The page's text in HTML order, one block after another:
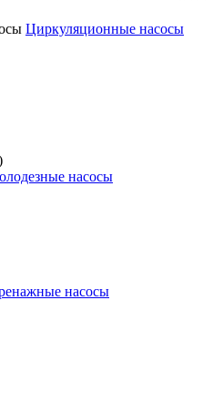
Циркуляционные насосы
насосы
насосы